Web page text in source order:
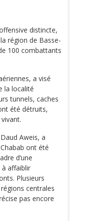
distincte,
région de Basse-
100 combattants
a visé
la localité
tunnels, caches
été détruits,
Aweis, a
ont été
d’une
affaiblir
Plusieurs
centrales
pas encore